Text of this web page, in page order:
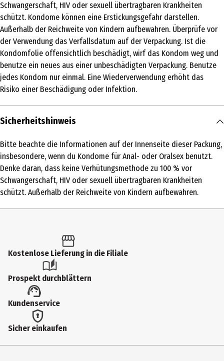
Produkttyp
Kondome
Inhaltsstoffe
Naturkautschuklatex
Anwendungshinweis
Bitte die Anwendungshinweise auf der Packung vor der
Verwendung sorgfältig durchlesen. Damit du das Kondom gleich
richtig herum aus der Folie nimmst und überziehen kannst, halte
nur Gleitmittel, die für die Verwendung mit Kondomen empfohlen
werden – das Gel wird einfach außen auf das bereits angelegte
Kondom aufgetragen.
Nutzungshinweis
Packung, insbesondere, wenn du Kondome für Anal- oder Oralsex
vor Schwangerschaft, HIV oder sexuell übertragbaren Krankheiten
schützt. Kondome können eine Erstickungsgefahr darstellen.
Außerhalb der Reichweite von Kindern aufbewahren. Überprüfe vor
der Verwendung das Verfallsdatum auf der Verpackung. Ist die
Kondomfolie offensichtlich beschädigt, wirf das Kondom weg und
benutze ein neues aus einer unbeschädigten Verpackung. Benutze
jedes Kondom nur einmal. Eine Wiederverwendung erhöht das
Risiko einer Beschädigung oder Infektion.
Schwangerschaft, HIV oder sexuell übertragbaren Krankheiten
schützt. Kondome können eine Erstickungsgefahr darstellen.
Außerhalb der Reichweite von Kindern aufbewahren. Überprüfe vor
der Verwendung das Verfallsdatum auf der Verpackung. Ist die
Kondomfolie offensichtlich beschädigt, wirf das Kondom weg und
benutze ein neues aus einer unbeschädigten Verpackung. Benutze
jedes Kondom nur einmal. Eine Wiederverwendung erhöht das
Risiko einer Beschädigung oder Infektion.
Sicherheitshinweis
Bitte beachte die Informationen auf der Innenseite dieser Packung,
insbesondere, wenn du Kondome für Anal- oder Oralsex benutzt.
Denke daran, dass keine Verhütungsmethode zu 100 % vor
Schwangerschaft, HIV oder sexuell übertragbaren Krankheiten
schützt. Außerhalb der Reichweite von Kindern aufbewahren.
Kostenlose Lieferung in die Filiale
Prospekt durchblättern
Kundenservice
Sicher einkaufen